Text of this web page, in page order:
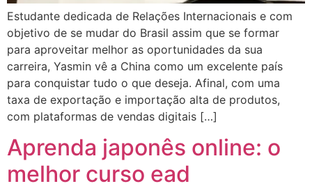
Estudante dedicada de Relações Internacionais e com
objetivo de se mudar do Brasil assim que se formar
para aproveitar melhor as oportunidades da sua
carreira, Yasmin vê a China como um excelente país
para conquistar tudo o que deseja. Afinal, com uma
taxa de exportação e importação alta de produtos,
com plataformas de vendas digitais […]
Aprenda japonês online: o
melhor curso ead